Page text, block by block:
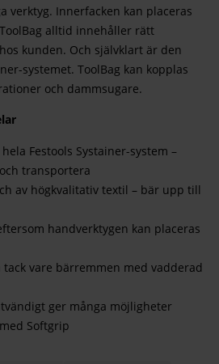
verktyg. Innerfacken kan placeras
alltid innehåller rätt
kunden. Och självklart är den
systemet. ToolBag kan kopplas
och dammsugare.
Festools Systainer-system –
transportera
av högkvalitativ textil – bär upp till
handverktygen kan placeras
tack vare bärremmen med vadderad
ger många möjligheter
Softgrip